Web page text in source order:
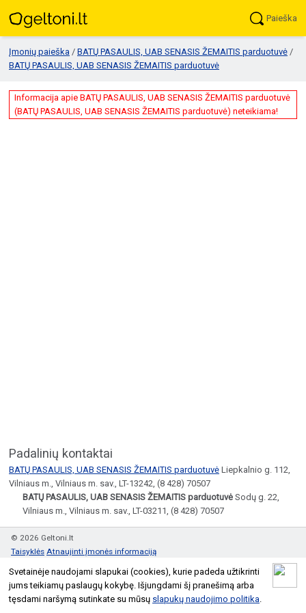
Svetainėje naudojami slapukai (cookies), kurie padeda užtikrinti
jums teikiamų paslaugų kokybę. Išjungdami šį pranešimą arba
tęsdami naršymą sutinkate su mūsų slapukų naudojimo politika
Paieška
Įmonių paieška / BATŲ PASAULIS, UAB SENASIS ŽEMAITIS parduotuvė /
BATŲ PASAULIS, UAB SENASIS ŽEMAITIS parduotuvė
Informacija apie BATŲ PASAULIS, UAB SENASIS ŽEMAITIS parduotuvė
(BATŲ PASAULIS, UAB SENASIS ŽEMAITIS parduotuvė) neteikiama!
Padalinių kontaktai
BATŲ PASAULIS, UAB SENASIS ŽEMAITIS parduotuvė Liepkalnio g. 112,
Vilniaus m., Vilniaus m. sav., LT-13242, (8 428) 70507
BATŲ PASAULIS, UAB SENASIS ŽEMAITIS parduotuvė Sodų g. 22,
Vilniaus m., Vilniaus m. sav., LT-03211, (8 428) 70507
© 2026 Geltoni.lt
Taisyklės Atnaujinti įmonės informaciją